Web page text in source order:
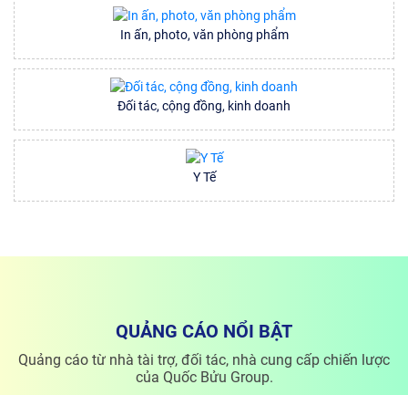
In ấn, photo, văn phòng phẩm
Đối tác, cộng đồng, kinh doanh
Y Tế
QUẢNG CÁO NỔI BẬT
Quảng cáo từ nhà tài trợ, đối tác, nhà cung cấp chiến lược
của Quốc Bửu Group.